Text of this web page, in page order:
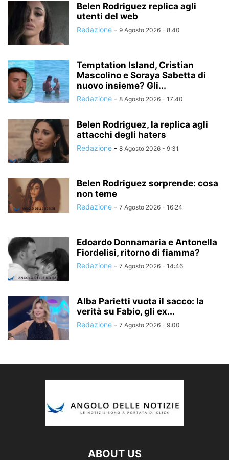
Belen Rodriguez replica agli
utenti del web
Redazione - 9 Agosto 2026 - 8:40
Temptation Island, Cristian
Mascolino e Soraya Sabetta di
nuovo insieme? Gli...
Redazione - 8 Agosto 2026 - 17:40
Belen Rodriguez, la replica agli
attacchi degli haters
Redazione - 8 Agosto 2026 - 9:31
Belen Rodriguez sorprende: cosa
non teme
Redazione - 7 Agosto 2026 - 16:24
Edoardo Donnamaria e Antonella
Fiordelisi, ritorno di fiamma?
Redazione - 7 Agosto 2026 - 14:46
Alba Parietti vuota il sacco: la
verità su Fabio, gli ex...
Redazione - 7 Agosto 2026 - 9:00
ABOUT US